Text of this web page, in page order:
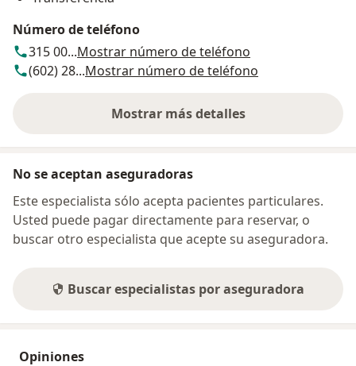
Número de teléfono
315 00...Mostrar número de teléfono
(602) 28...Mostrar número de teléfono
Mostrar más detalles
sobre la dirección
No se aceptan aseguradoras
Este especialista sólo acepta pacientes particulares.
Usted puede pagar directamente para reservar, o
buscar otro especialista que acepte su aseguradora.
Buscar especialistas por aseguradora
Opiniones